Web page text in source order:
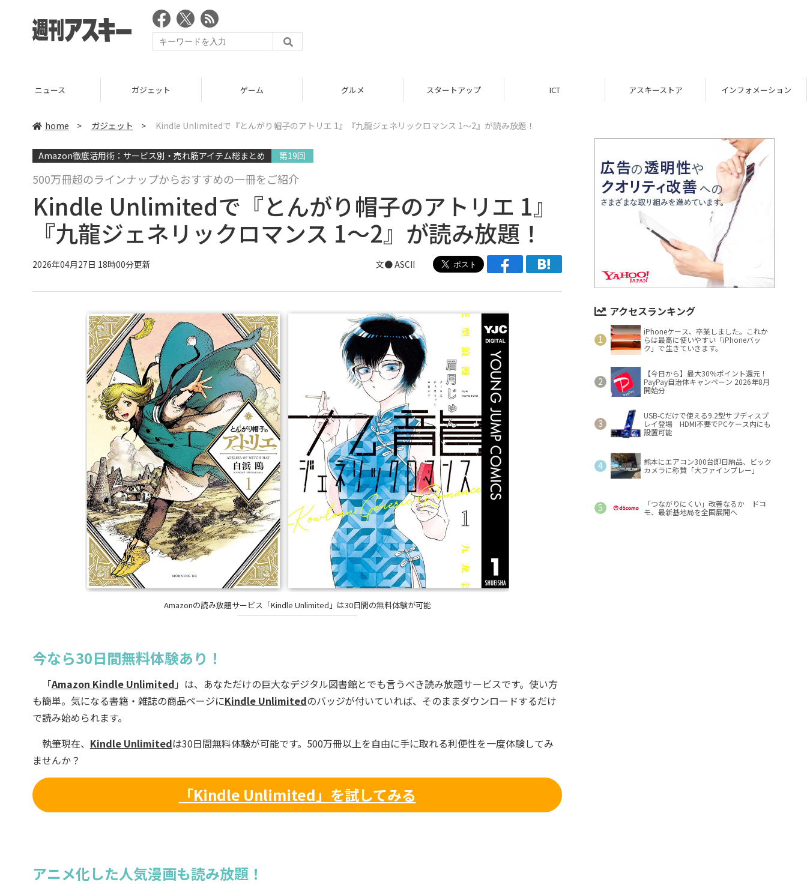
ニュース ガジェット ゲーム グルメ スタートアップ ICT アスキーストア インフォメーション
home > ガジェット > Kindle Unlimitedで『とんがり帽子のアトリエ 1』『九龍ジェネリックロマンス 1～2』が読み放題！
Amazon徹底活用術：サービス別・売れ筋アイテム総まとめ 第19回
500万冊超のラインナップからおすすめの一冊をご紹介
Kindle Unlimitedで『とんがり帽子のアトリエ 1』
『九龍ジェネリックロマンス 1～2』が読み放題！
2026年04月27日 18時00分更新 文● ASCII
Amazonの読み放題サービス「Kindle Unlimited」は30日間の無料体験が可能
今なら30日間無料体験あり！
「Amazon Kindle Unlimited 」は、あなただけの巨大なデジタル図書館とでも言うべき読み放題サービスです。使い方
も簡単。気になる書籍・雑誌の商品ページにKindle Unlimitedのバッジが付いていれば、そのままダウンロードするだけ
で読み始められます。
執筆現在、 Kindle Unlimitedは30日間無料体験が可能です。500万冊以上を自由に手に取れる利便性を一度体験してみ
ませんか？
「Kindle Unlimited」を試してみる
アニメ化した人気漫画も読み放題！
アクセスランキング
iPhoneケース、卒業しました。これか
らは最高に使いやすい「iPhoneバッ
ク」で生きていきます。
【今日から】最大30％ポイント還元！
PayPay自治体キャンペーン 2026年8月
開始分
USB-Cだけで使える9.2型サブディスプ
レイ登場 HDMI不要でPCケース内にも
設置可能
熊本にエアコン300台即日納品、ビック
カメラに称賛「大ファインプレー」
「つながりにくい」改善なるか ドコ
モ、最新基地局を全国展開へ